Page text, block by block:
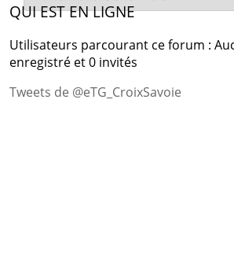
QUI EST EN LIGNE
Utilisateurs parcourant ce forum :
enregistré et 0 invités
Tweets de @eTG_CroixSavoie